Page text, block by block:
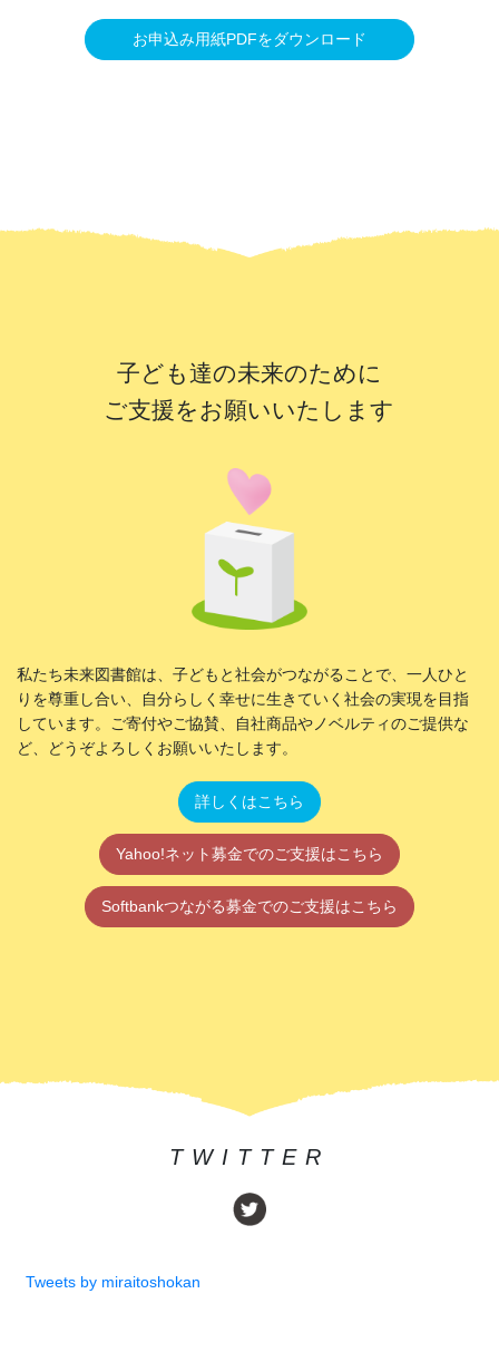
お申込み用紙PDFをダウンロード
子ども達の未来のために
ご支援をお願いいたします
私たち未来図書館は、子どもと社会がつながることで、一人ひと
りを尊重し合い、自分らしく幸せに生きていく社会の実現を目指
しています。ご寄付やご協賛、自社商品やノベルティのご提供な
ど、どうぞよろしくお願いいたします。
詳しくはこちら
Yahoo!ネット募金でのご支援はこちら
Softbankつながる募金でのご支援はこちら
TWITTER
Tweets by miraitoshokan